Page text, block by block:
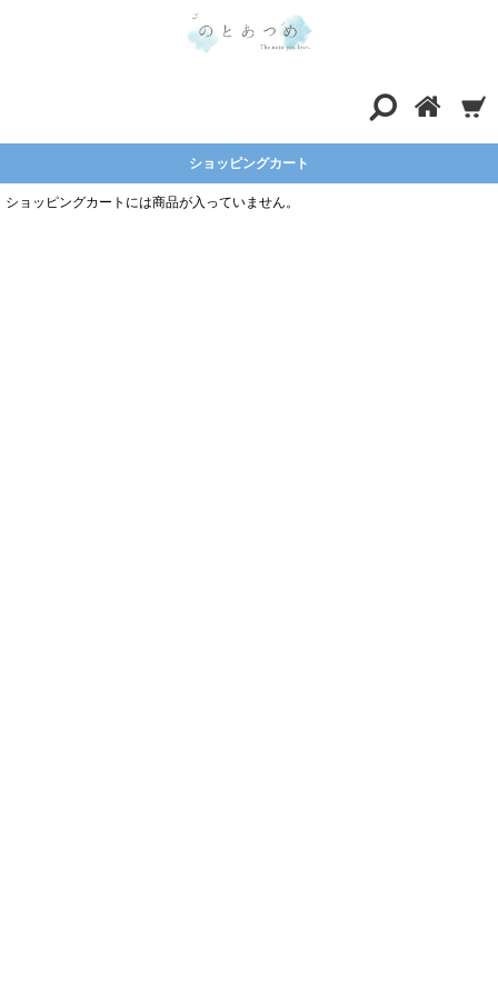
ショッピングカート
ショッピングカートには商品が入っていません。